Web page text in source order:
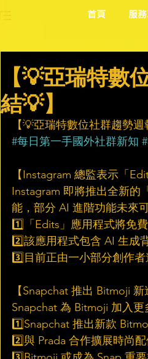
首頁 服
【💡亞瑞特數
結💡】
【💡亞瑞特數位社群趨勢週
#每日第一手國外社群新知
【Instagram 總監表示「
Instagram 即將推出全新的
能，部分 AI 進階功能未來
1️⃣「Edits」應用程式將免
2️⃣該應用程式包含 AI 生成
3️⃣目前正由一小部分創作
【Snapchat 推出 Bitmoji
Snapchat 為 Bitmoji 加入更
1️⃣Snapchat 推出新款
2️⃣與 Prada 合作擴展時尚